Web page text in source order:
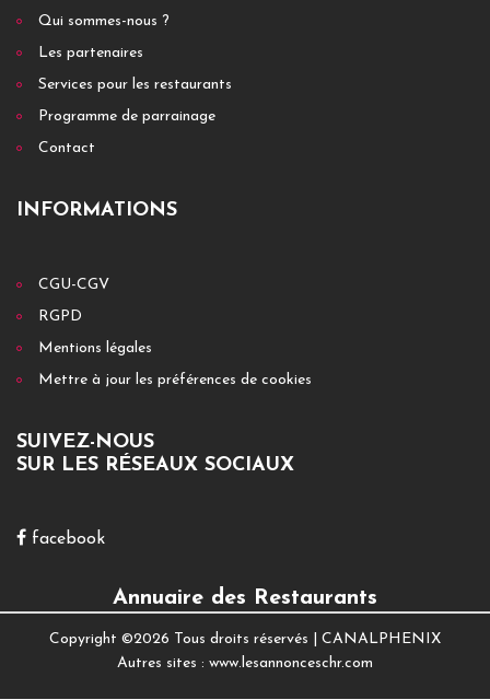
Qui sommes-nous ?
Les partenaires
Services pour les restaurants
Programme de parrainage
Contact
INFORMATIONS
CGU-CGV
RGPD
Mentions légales
Mettre à jour les préférences de cookies
SUIVEZ-NOUS
SUR LES RÉSEAUX SOCIAUX
facebook
Annuaire des Restaurants
Copyright ©2026 Tous droits réservés | CANALPHENIX
Autres sites : www.lesannonceschr.com